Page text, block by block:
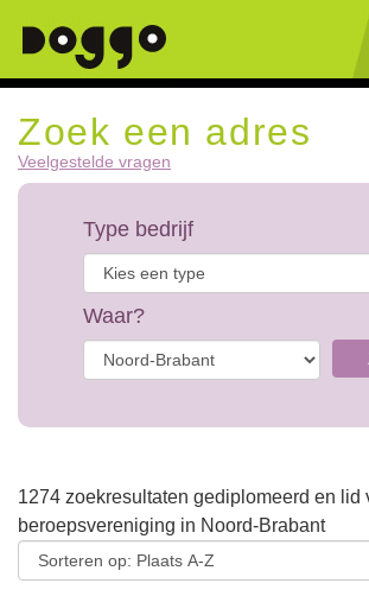
Zoek een adres
Veelgestelde vragen
Type bedrijf
Waar?
1274 zoekresultaten gediplomeerd en lid
beroepsvereniging in Noord-Brabant